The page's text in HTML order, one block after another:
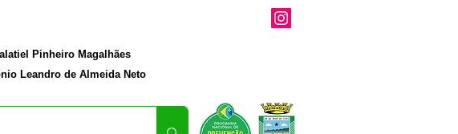
Pinheiro Magalhães
Leandro de Almeida Neto